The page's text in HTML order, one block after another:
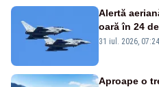
Alertă
oară în 24
Eurofighter
31 iul. 2026, 07:24
Aproape o